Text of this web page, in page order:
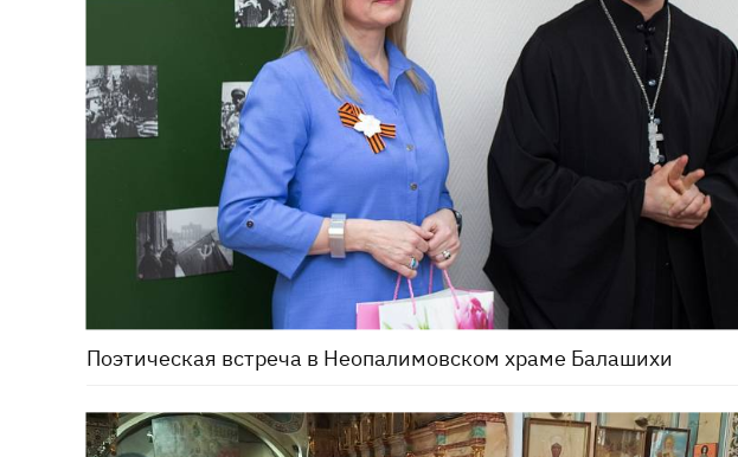
Поэтическая встреча в Неопалимовском храме Балашихи